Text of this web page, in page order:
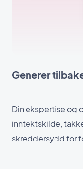
Generer
Din ekspertise og
inntektskilde,
skreddersydd for